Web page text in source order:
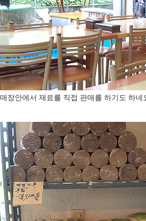
매장안에서 재료를 직접 판매를 하기도 하네